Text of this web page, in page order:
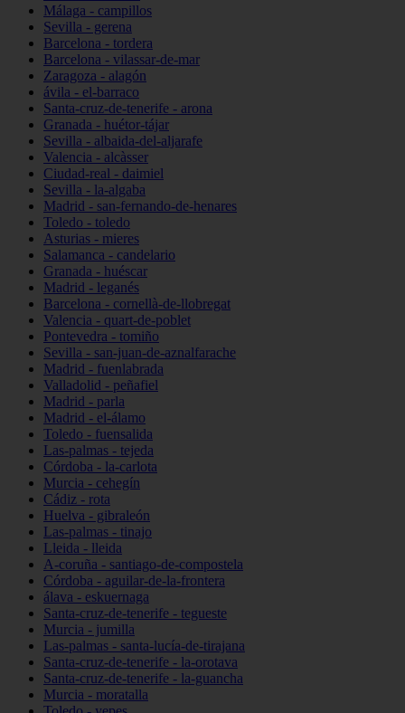
Málaga - campillos
Sevilla - gerena
Barcelona - tordera
Barcelona - vilassar-de-mar
Zaragoza - alagón
ávila - el-barraco
Santa-cruz-de-tenerife - arona
Granada - huétor-tájar
Sevilla - albaida-del-aljarafe
Valencia - alcàsser
Ciudad-real - daimiel
Sevilla - la-algaba
Madrid - san-fernando-de-henares
Toledo - toledo
Asturias - mieres
Salamanca - candelario
Granada - huéscar
Madrid - leganés
Barcelona - cornellà-de-llobregat
Valencia - quart-de-poblet
Pontevedra - tomiño
Sevilla - san-juan-de-aznalfarache
Madrid - fuenlabrada
Valladolid - peñafiel
Madrid - parla
Madrid - el-álamo
Toledo - fuensalida
Las-palmas - tejeda
Córdoba - la-carlota
Murcia - cehegín
Cádiz - rota
Huelva - gibraleón
Las-palmas - tinajo
Lleida - lleida
A-coruña - santiago-de-compostela
Córdoba - aguilar-de-la-frontera
álava - eskuernaga
Santa-cruz-de-tenerife - tegueste
Murcia - jumilla
Las-palmas - santa-lucía-de-tirajana
Santa-cruz-de-tenerife - la-orotava
Santa-cruz-de-tenerife - la-guancha
Murcia - moratalla